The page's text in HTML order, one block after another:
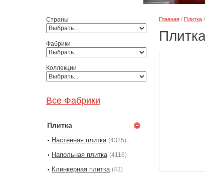
Страны
Фабрики
Коллекции
Все Фабрики
Плитка
Настенная плитка (4325)
Напольная плитка (4116)
Клинкерная плитка (43)
Главная / Плитка /